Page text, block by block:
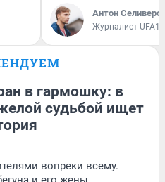
Антон
Журналист
в гармошку: в
судьбой ищет
вопреки всему.